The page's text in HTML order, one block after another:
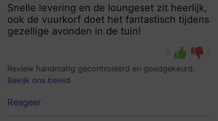
Snelle levering en de loungeset zit heerlijk,
ook de vuurkorf doet het fantastisch tijdens
gezellige avonden in de tuin!
0 0
Review handmatig gecontroleerd en goedgekeurd.
Bekijk ons beleid
Reageer